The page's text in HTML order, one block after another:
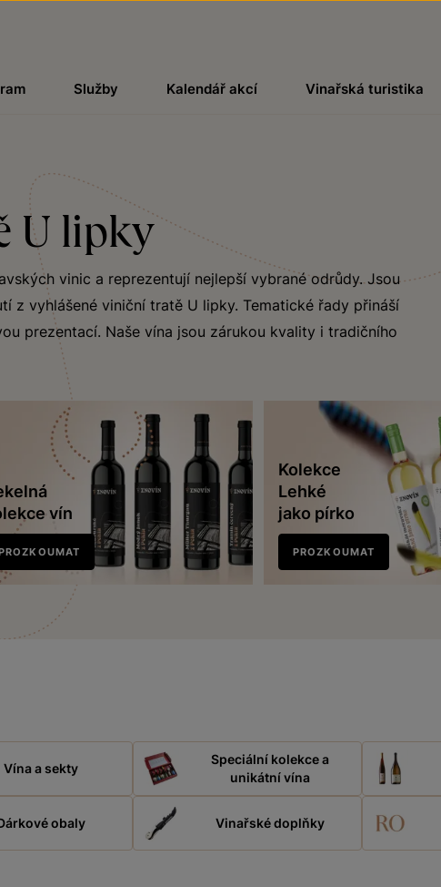
Služby Kalendář akcí Vinařská turistika
U lipky
vinic a reprezentují nejlepší vybrané odrůdy. Jsou
z vyhlášené viniční tratě U lipky. Tematické řady přináší
prezentací. Naše vína jsou zárukou kvality i tradičního
vín
Kolekce
Lehké
jako pírko
PROZKOUMAT
Vína a sekty
Speciální kolekce a
unikátní vína
obaly Vinařské doplňky